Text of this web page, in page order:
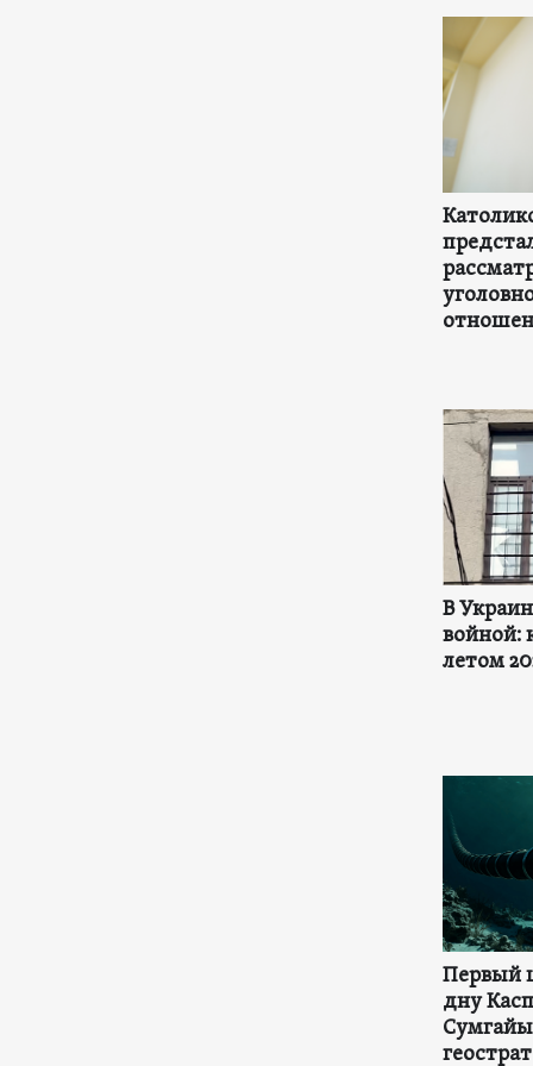
В
войной:
летом
Первый
дну